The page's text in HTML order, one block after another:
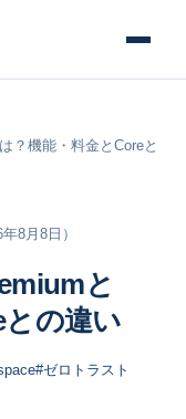
？機能・料金とCoreと
8月8日）
と
の違い
#ゼロトラスト